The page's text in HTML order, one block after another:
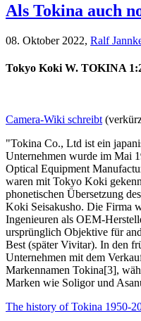
Als Tokina auch
08. Oktober 2022, Ralf
Tokyo Koki W. TOKINA
Camera-Wiki schreibt
"Tokina Co., Ltd ist ein
Unternehmen wurde im Mai
Optical Equipment
waren mit Tokyo Koki
phonetischen Übersetzung
Koki Seisakusho. Die Firma
Ingenieuren als OEM-
ursprünglich Objektive für
Best (später Vivitar). In den
Unternehmen mit dem
Markennamen Tokina[3],
Marken wie Soligor und
The history of Tokina 1950-